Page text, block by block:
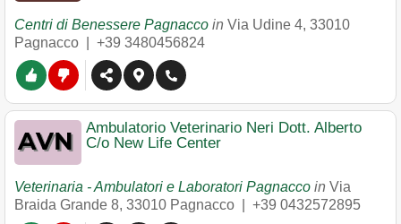
Centri di Benessere Pagnacco in Via Udine 4, 33010
Pagnacco
+39 3480456824
Ambulatorio Veterinario Neri Dott. Alberto
C/o New Life Center
Veterinaria - Ambulatori e Laboratori Pagnacco in Via
Braida Grande 8, 33010 Pagnacco +39 0432572895